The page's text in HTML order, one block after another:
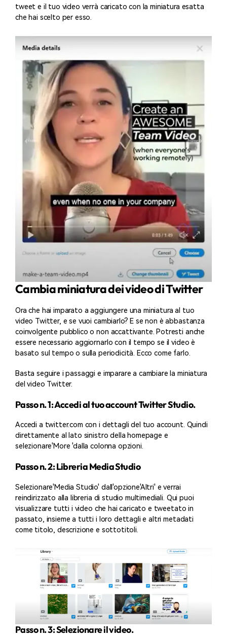
tweet e il tuo video verrà caricato con la miniatura esatta
che hai scelto per esso.
Cambia miniatura dei video di Twitter
Ora che hai imparato a aggiungere una miniatura al tuo
video Twitter, e se vuoi cambiarlo? E se non è abbastanza
coinvolgente pubblico o non accattivante. Potresti anche
essere necessario aggiornarlo con il tempo se il video è
basato sul tempo o sulla periodicità. Ecco come farlo.
Basta seguire i passaggi e imparare a cambiare la miniatura
del video Twitter.
Passo n. 1: Accedi al tuo account Twitter Studio.
Accedi a twitter.com con i dettagli del tuo account. Quindi
direttamente al lato sinistro della homepage e
selezionare'More 'dalla colonna opzioni.
Passo n. 2: Libreria Media Studio
Selezionare'Media Studio' dall'opzione'Altri' e verrai
reindirizzato alla libreria di studio multimediali. Qui puoi
visualizzare tutti i video che hai caricato e tweetato in
passato, insieme a tutti i loro dettagli e altri metadati
come titolo, descrizione e sottotitoli.
Passo n. 3: Selezionare il video.